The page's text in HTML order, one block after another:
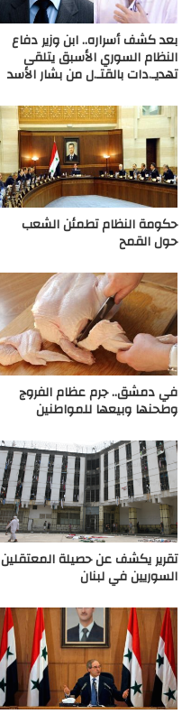
بعد كشف أسراره.. ابن وزير دفاع
النظام السوري الأسبق يتلقى
تهديـ.دات بالقتـ.ل من بشار الأسد
حكومة النظام تطمئن الشعب
حول القمح
في دمشق.. جرم عظام الفروج
وطحنها وبيعها للمواطنين
تقرير يكشف عن حصيلة المعتقلين
السوريين في لبنان